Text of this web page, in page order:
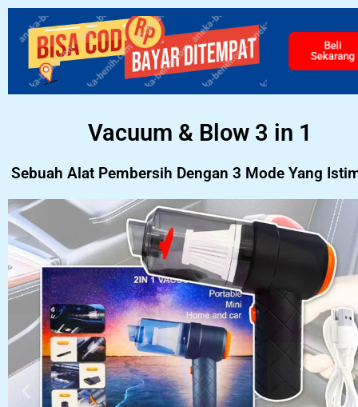
Beli
Sekarang
Vacuum & Blow 3 in 1
Sebuah Alat Pembersih Dengan 3 Mode Yang